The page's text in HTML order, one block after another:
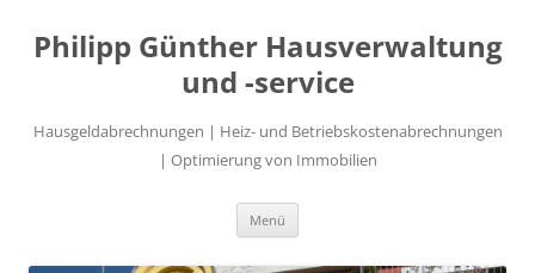
Philipp Günther Hausverwaltung
und -service
Hausgeldabrechnungen | Heiz- und Betriebskostenabrechnungen
| Optimierung von Immobilien
Menü